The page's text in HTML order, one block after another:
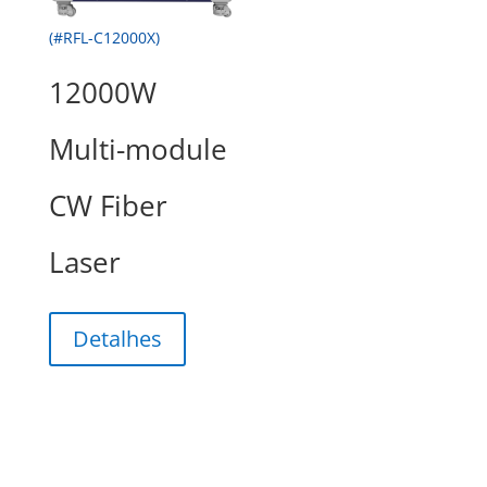
(#RFL-C12000X)
12000W
Multi-module
CW Fiber
Laser
Detalhes